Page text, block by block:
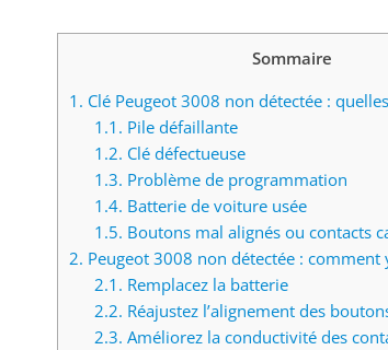
Sommaire
1. Clé Peugeot 3008 non détectée :
1.1. Pile défaillante
1.2. Clé défectueuse
1.3. Problème de programmation
1.4. Batterie de voiture usée
1.5. Boutons mal alignés ou contacts
2. Peugeot 3008 non détectée : comment
2.1. Remplacez la batterie
2.2. Réajustez l’alignement des
2.3. Améliorez la conductivité des